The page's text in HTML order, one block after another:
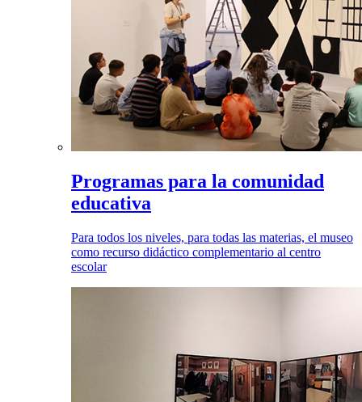
Programas para la comunidad
educativa
Para todos los niveles, para todas las materias, el museo
como recurso didáctico complementario al centro
escolar